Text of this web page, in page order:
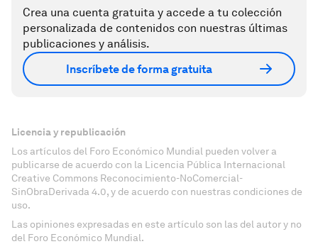
Crea una cuenta gratuita y accede a tu colección
personalizada de contenidos con nuestras últimas
publicaciones y análisis.
Inscríbete de forma gratuita
Licencia y republicación
Los artículos del Foro Económico Mundial pueden volver a
publicarse de acuerdo con la Licencia Pública Internacional
Creative Commons Reconocimiento-NoComercial-
SinObraDerivada 4.0, y de acuerdo con nuestras condiciones de
uso.
Las opiniones expresadas en este artículo son las del autor y no
del Foro Económico Mundial.